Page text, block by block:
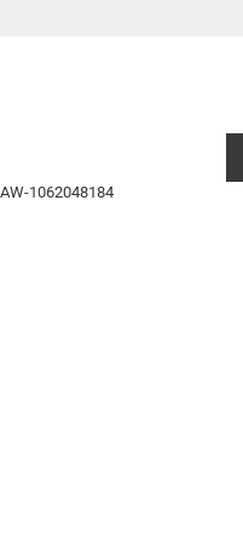
AW-1062048184